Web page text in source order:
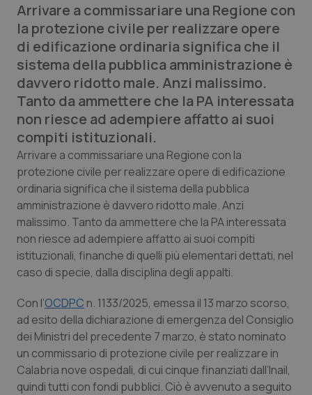
Scienza e Farmaci
Studi e Analisi
Lettere al direttore
Edizioni Regionali
QS Pro
Professionisti Sanitari.AI
Abruzzo
Basilicata
Calabria
Campania
Emilia-Romagna
QS Pro Gold
Artrite & artrosi
Asma & BPCO
Car-T
Colesterolo & coronaropatie
QS Club Newsletter
Arrivare a commissariare una Regione con
la protezione civile per realizzare opere
di edificazione ordinaria significa che il
sistema della pubblica amministrazione è
davvero ridotto male. Anzi malissimo.
Tanto da ammettere che la PA interessata
non riesce ad adempiere affatto ai suoi
compiti istituzionali.
Arrivare a commissariare una Regione con la
protezione civile per realizzare opere di edificazione
ordinaria significa che il sistema della pubblica
amministrazione è davvero ridotto male. Anzi
malissimo. Tanto da ammettere che la PA interessata
non riesce ad adempiere affatto ai suoi compiti
istituzionali, finanche di quelli più elementari dettati, nel
caso di specie, dalla disciplina degli appalti.
Con l’OCDPC n. 1133/2025, emessa il 13 marzo scorso,
ad esito della dichiarazione di emergenza del Consiglio
dei Ministri del precedente 7 marzo, è stato nominato
un commissario di protezione civile per realizzare in
Calabria nove ospedali, di cui cinque finanziati dall’Inail,
quindi tutti con fondi pubblici. Ciò è avvenuto a seguito